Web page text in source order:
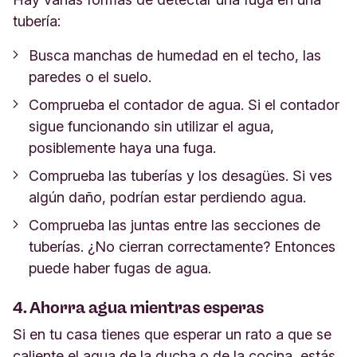
tubería:
Busca manchas de humedad en el techo, las
paredes o el suelo.
Comprueba el contador de agua. Si el contador
sigue funcionando sin utilizar el agua,
posiblemente haya una fuga.
Comprueba las tuberías y los desagües. Si ves
algún daño, podrían estar perdiendo agua.
Comprueba las juntas entre las secciones de
tuberías. ¿No cierran correctamente? Entonces
puede haber fugas de agua.
4. Ahorra agua mientras esperas
Si en tu casa tienes que esperar un rato a que se